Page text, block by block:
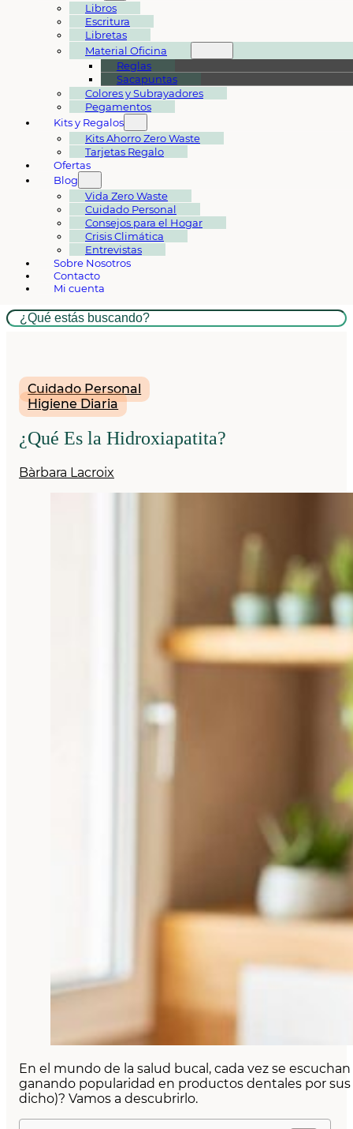
Libros
Escritura
Libretas
Material Oficina
Reglas
Sacapuntas
Colores y Subrayadores
Pegamentos
Kits y Regalos
Kits Ahorro Zero Waste
Tarjetas Regalo
Ofertas
Blog
Vida Zero Waste
Cuidado Personal
Consejos para el Hogar
Crisis Climática
Entrevistas
Sobre Nosotros
Contacto
Mi cuenta
Buscar
Cuidado Personal
Higiene Diaria
¿Qué Es la Hidroxiapatita?
Bàrbara Lacroix
En el mundo de la salud bucal, cada vez se
ganando popularidad en productos dentales por
dicho)? Vamos a descubrirlo.